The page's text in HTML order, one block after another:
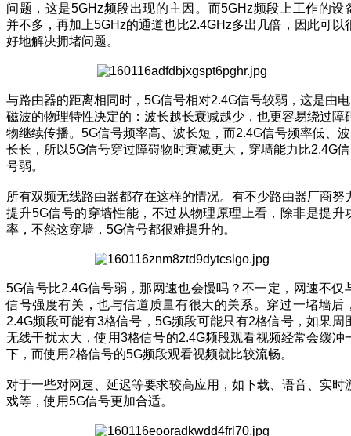
问题，这是5GHz频段出现的主因。而5GHz频段上工作的设
并不多，再加上5GHz的通道也比2.4GHz多出几倍，因此可以
好地解决拥堵问题。
与路由器的距离相同时，5G信号相对2.4G信号较弱，这是由电
磁波的物理特性决定的：波长越长衰减越少，也更容易绕过障
物继续传播。5G信号频率高、波长短，而2.4G信号频率低、波
长长，所以5G信号穿过障碍物时衰减更大，穿墙能力比2.4G信
号弱。
所有双频无线路由器都存在这样的情况。有不少路由器厂商努
提升5G信号的穿墙性能，不过从物理原理上看，除非是提升
率，不然这穿墙，5G信号都很难提升的。
5G信号比2.4G信号弱，那网速也会慢吗？不一定，网速不仅
信号强度有关，也与信道质量有很大的关系。穿过一堵墙后
2.4G频段可能有3格信号，5G频段可能只有2格信号，如果周
无线干扰太大，使用3格信号的2.4G频段观看视频经常会缓冲
下，而使用2格信号的5G频段观看视频就比较流畅。
对于一些对网速、延迟等要求较高应用，如下载、语音、实时
戏等，使用5G信号更加合适。